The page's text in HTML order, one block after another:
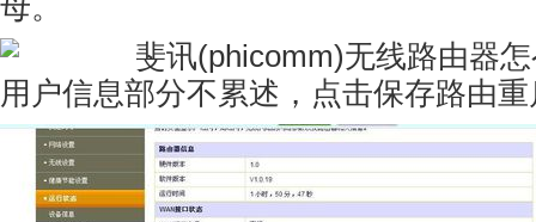
母。
用户信息部分不累述，点击保存路由